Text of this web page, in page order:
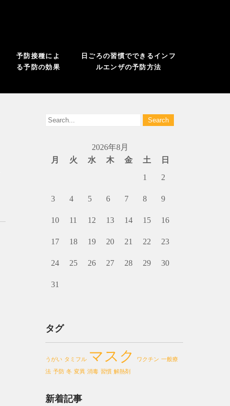
予防接種によ
る予防の効果
日ごろの習慣でできるインフ
ルエンザの予防方法
2026年8月
月
火 水 木 金 土
日
1
2
3 4 5 6 7 8 9
10 11 12 13 14 15 16
17 18 19 20 21 22 23
24 25 26 27 28 29 30
31
タグ
うがい タミフル マスク ワクチン 一般療
法 予防 冬 変異 消毒 習慣 解熱剤
新着記事